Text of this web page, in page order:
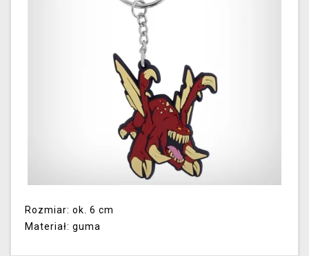
Rozmiar: ok. 6 cm
Materiał: guma